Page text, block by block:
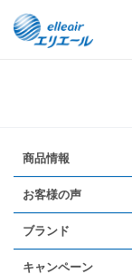
商品情報
お客様の声
ブランド
キャンペーン